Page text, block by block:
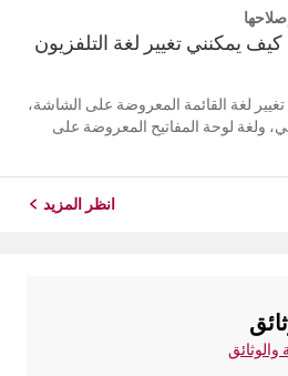
يمكنني تغيير لغة التلفزيون
تغيير لغة القائمة المعروضة على الشاشة،
ولغة لوحة المفاتيح المعروضة على
انظر المزيد
والوثائق